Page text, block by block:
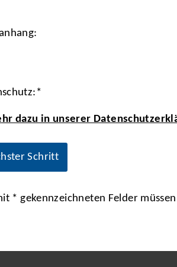
*
dazu in unserer
* gekennzeichneten Felder